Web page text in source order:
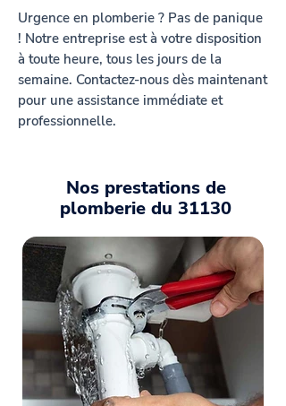
Urgence en plomberie ? Pas de panique
! Notre entreprise est à votre disposition
à toute heure, tous les jours de la
semaine. Contactez-nous dès maintenant
pour une assistance immédiate et
professionnelle.
Nos prestations de
plomberie du 31130